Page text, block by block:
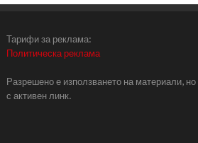
Тарифи за реклама:
Политическа реклама
Разрешено е използването на материали,
с активен линк.